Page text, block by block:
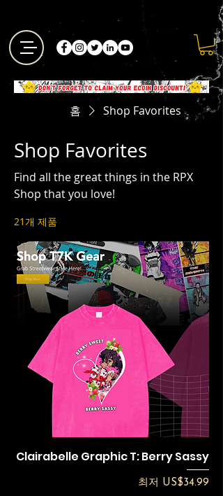
홈 Shop Favorites
Shop Favorites
Find all the great things in the RPX
Shop that you love!
21개 제품
Clairabelle Graphic T: Berry Sassy
최저 US$34.99
할인가